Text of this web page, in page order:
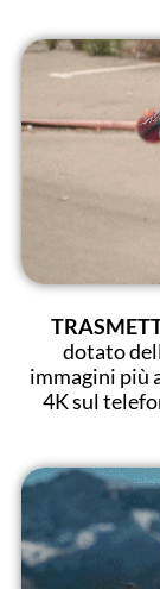
dotato
immagini più
4K sul